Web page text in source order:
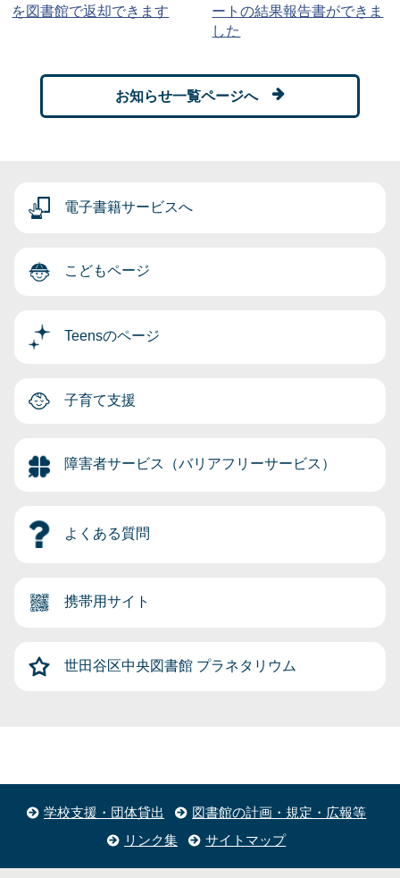
を図書館で返却できます
ートの結果報告書ができま
した
お知らせ一覧ページへ
電子書籍サービスへ
こどもページ
Teensのページ
子育て支援
障害者サービス（バリアフリーサービス）
よくある質問
携帯用サイト
世田谷区中央図書館 プラネタリウム
学校支援・団体貸出
図書館の計画・規定・広報等
リンク集
サイトマップ